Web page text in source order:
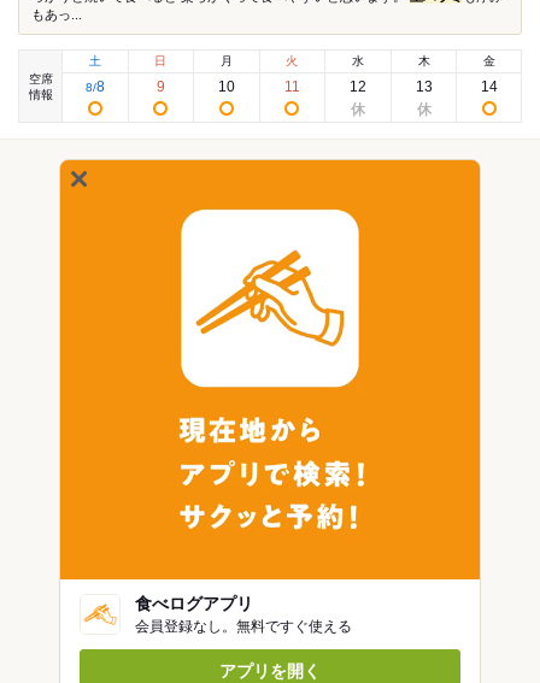
もあっ...
空席
情報
土
8/8
日
9
月
10
火
11
水
12
木
13
金
14
食べログアプリ
会員登録なし。無料ですぐ使える
アプリを開く